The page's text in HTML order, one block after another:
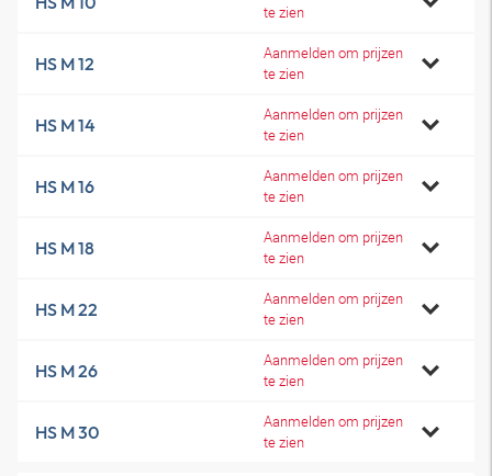
te zien
HS M 12
Aanmelden om prijzen
te zien
HS M 14
Aanmelden om prijzen
te zien
HS M 16
Aanmelden om prijzen
te zien
HS M 18
Aanmelden om prijzen
te zien
HS M 22
Aanmelden om prijzen
te zien
HS M 26
Aanmelden om prijzen
te zien
HS M 30
Aanmelden om prijzen
te zien